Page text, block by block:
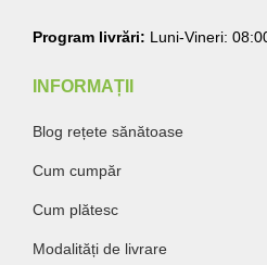
Program livrări: Luni-Vineri:
INFORMAȚII
Blog rețete sănătoase
Cum cumpăr
Cum plătesc
Modalități de livrare